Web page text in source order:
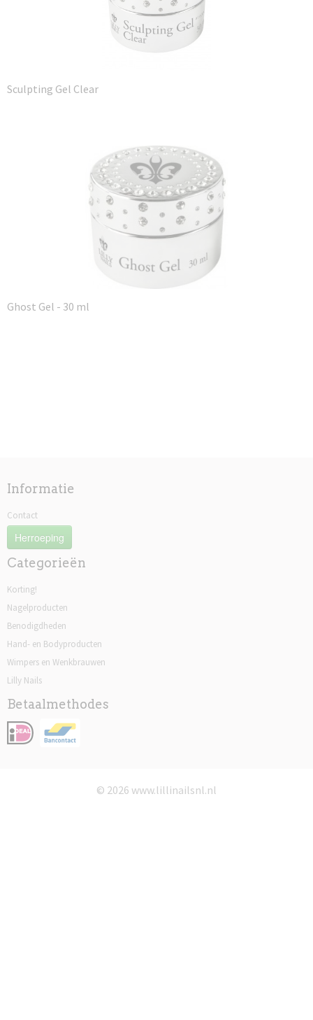
Sculpting Gel Clear
Ghost Gel - 30 ml
Informatie
Contact
Herroeping
Categorieën
Korting!
Nagelproducten
Benodigdheden
Hand- en Bodyproducten
Wimpers en Wenkbrauwen
Lilly Nails
Betaalmethodes
© 2026 www.lillinailsnl.nl